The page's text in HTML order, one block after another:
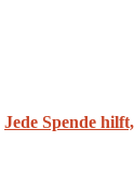
Jede Spende